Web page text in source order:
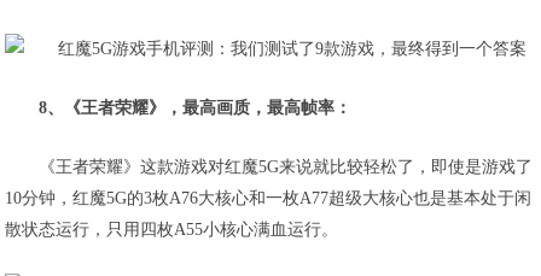
8、《王者荣耀》，最高画质，最高帧率：
《王者荣耀》这款游戏对红魔5G来说就比较轻松了，即使是游戏了
10分钟，红魔5G的3枚A76大核心和一枚A77超级大核心也是基本处于闲
散状态运行，只用四枚A55小核心满血运行。